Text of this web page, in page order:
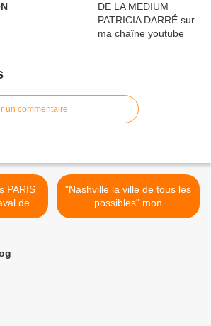
un commentaire
de
"Nashville la ville de tous les
possibles" mon
documentaire de 52